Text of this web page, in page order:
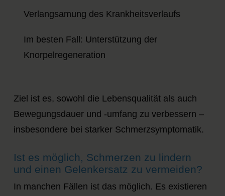
Verlangsamung des Krankheitsverlaufs
Im besten Fall: Unterstützung der
Knorpelregeneration
Ziel ist es, sowohl die Lebensqualität als auch
Bewegungsdauer und -umfang zu verbessern –
insbesondere bei starker Schmerzsymptomatik.
Ist es möglich, Schmerzen zu lindern
und einen Gelenkersatz zu vermeiden?
In manchen Fällen ist das möglich. Es existieren